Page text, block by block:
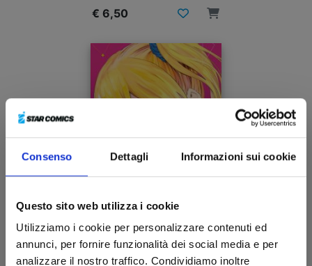
Consenso Dettagli Informazioni sui cookie
Questo sito web utilizza i cookie
Utilizziamo i cookie per personalizzare contenuti ed
annunci, per fornire funzionalità dei social media e per
analizzare il nostro traffico. Condividiamo inoltre
€ 6,50
KAGUYA-SAMA: LOVE IS WAR n. 19